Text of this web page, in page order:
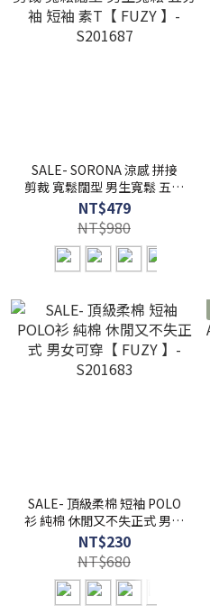
SALE- SORONA 涼感 拼接
剪裁 寬鬆闊型 男生寬鬆 五分
袖 短袖 素T【 FUZY 】-
S201687
NT$479
NT$980
SALE- 頂級柔棉 短袖 POLO
衫 純棉 休閒又不失正式 男女
可穿【 FUZY 】- S201683
NT$230
NT$680